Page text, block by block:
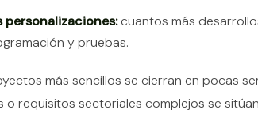
personalizaciones:cuantos más
y pruebas.
más sencillos se cierran en pocas
o requisitos sectoriales complejos se